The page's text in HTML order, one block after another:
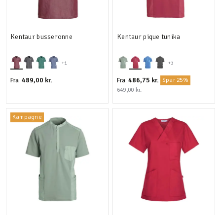
+1
Kentaur busseronne
Fra 489,00 kr.
+3
Kentaur pique tunika
Fra 486,75 kr. Spar 25%
649,00 kr.
Kampagne